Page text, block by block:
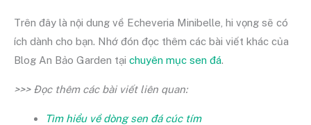
Trên đây là nội dung về Echeveria Minibelle, hi vọng sẽ có
ích dành cho bạn. Nhớ đón đọc thêm các bài viết khác của
Blog An Bảo Garden tại chuyên mục sen đá.
>>> Đọc thêm các bài viết liên quan:
Tìm hiểu về dòng sen đá cúc tím